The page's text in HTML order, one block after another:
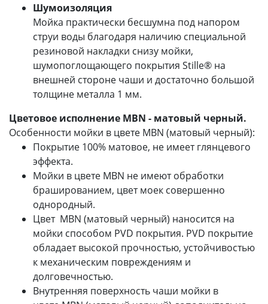
Шумоизоляция
Мойка практически бесшумна под напором
струи воды благодаря наличию специальной
резиновой накладки снизу мойки,
шумопоглощающего покрытия Stille® на
внешней стороне чаши и достаточно большой
толщине металла 1 мм.
Цветовое исполнение MBN - матовый черный.
Особенности мойки в цвете MBN (матовый черный):
Покрытие 100% матовое, не имеет глянцевого
эффекта.
Мойки в цвете MBN не имеют обработки
брашированием, цвет моек совершенно
однородный.
Цвет MBN (матовый черный) наносится на
мойки способом PVD покрытия. PVD покрытие
обладает высокой прочностью, устойчивостью
к механическим повреждениям и
долговечностью.
Внутренняя поверхность чаши мойки в